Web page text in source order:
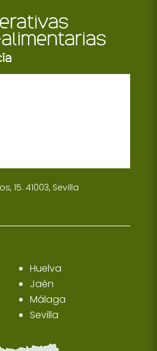
15. 41003, Sevilla
Huelva
Jaén
Málaga
Sevilla